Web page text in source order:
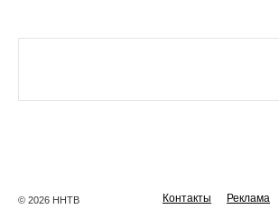
© 2026 ННТВ Контакты Реклама